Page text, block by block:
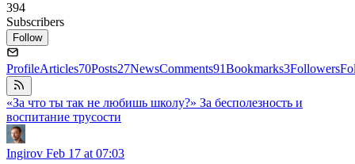
394
Subscribers
Follow
ProfileArticles70Posts27NewsComments91Bookmarks3Followers
«За что ты так не любишь школу?» За бесполезность и
воспитание трусости
Ingirov Feb 17 at 07:03